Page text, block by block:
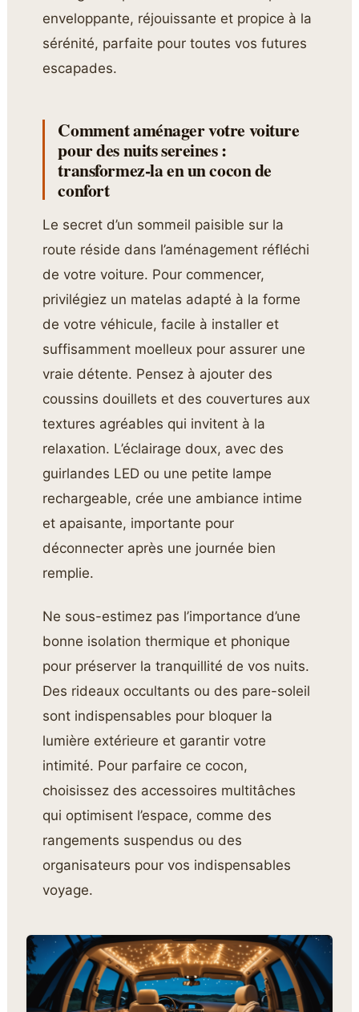
enveloppante, réjouissante et propice à la
sérénité, parfaite pour toutes vos futures
escapades.
Comment aménager votre voiture
pour des nuits sereines :
transformez-la en un cocon de
confort
Le secret d’un sommeil paisible sur la
route réside dans l’aménagement réfléchi
de votre voiture. Pour commencer,
privilégiez un matelas adapté à la forme
de votre véhicule, facile à installer et
suffisamment moelleux pour assurer une
vraie détente. Pensez à ajouter des
coussins douillets et des couvertures aux
textures agréables qui invitent à la
relaxation. L’éclairage doux, avec des
guirlandes LED ou une petite lampe
rechargeable, crée une ambiance intime
et apaisante, importante pour
déconnecter après une journée bien
remplie.
Ne sous-estimez pas l’importance d’une
bonne isolation thermique et phonique
pour préserver la tranquillité de vos nuits.
Des rideaux occultants ou des pare-soleil
sont indispensables pour bloquer la
lumière extérieure et garantir votre
intimité. Pour parfaire ce cocon,
choisissez des accessoires multitâches
qui optimisent l’espace, comme des
rangements suspendus ou des
organisateurs pour vos indispensables
voyage.